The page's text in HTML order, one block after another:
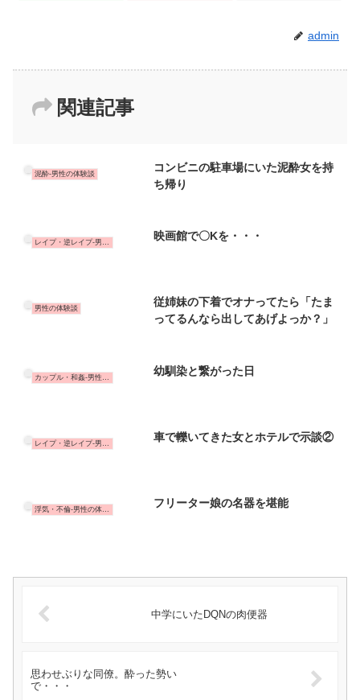
admin
関連記事
泥酔-男性の体験談
コンビニの駐車場にいた泥酔女を持
ち帰り
映画館で〇Kを・・・
男性の体験談
従姉妹の下着でオナってたら「たま
ってるんなら出してあげよっか？」
カップル・和姦-男性の体験談 幼馴染と繋がった日
車で轢いてきた女とホテルで示談②
浮気・不倫-男性の体験談 フリーター娘の名器を堪能
中学にいたDQNの肉便器
思わせぶりな同僚。酔った勢い
で・・・